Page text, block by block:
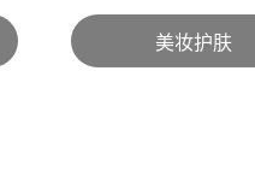
美妆护肤